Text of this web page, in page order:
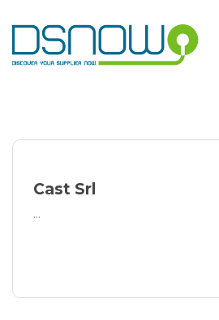
to
content
Cast Srl
...